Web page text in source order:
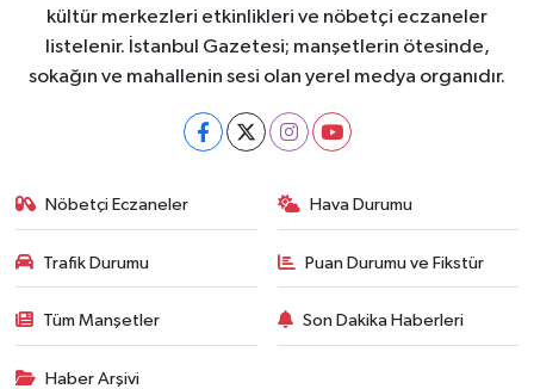
kültür merkezleri etkinlikleri ve nöbetçi eczaneler
listelenir. İstanbul Gazetesi; manşetlerin ötesinde,
sokağın ve mahallenin sesi olan yerel medya organıdır.
Nöbetçi Eczaneler Hava Durumu
Trafik Durumu Puan Durumu ve Fikstür
Tüm Manşetler Son Dakika Haberleri
Haber Arşivi